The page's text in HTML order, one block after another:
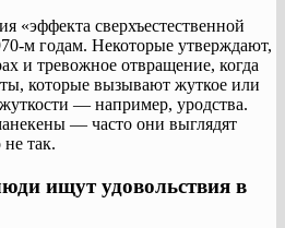
«эффекта сверхъестественной
м годам. Некоторые утверждают,
и тревожное отвращение, когда
которые вызывают жуткое или
— например, уродства.
— часто они выглядят
так.
ищут удовольствия в